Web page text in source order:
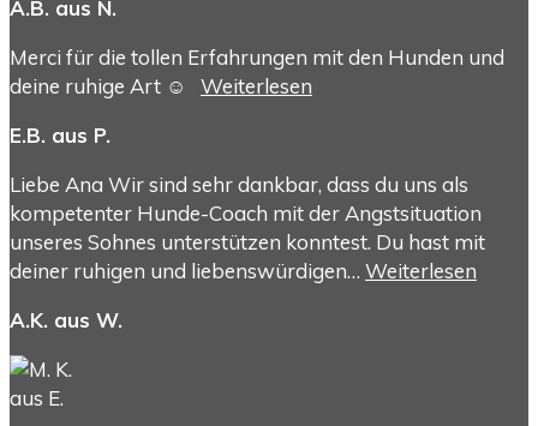
A.B. aus N.
Merci für die tollen Erfahrungen mit den Hunden und
deine ruhige Art ☺️ Weiterlesen
E.B. aus P.
Liebe Ana Wir sind sehr dankbar, dass du uns als
kompetenter Hunde-Coach mit der Angstsituation
unseres Sohnes unterstützen konntest. Du hast mit
deiner ruhigen und liebenswürdigen… Weiterlesen
A.K. aus W.